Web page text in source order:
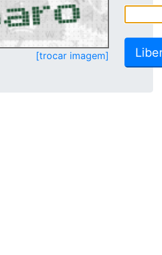
[trocar imagem]